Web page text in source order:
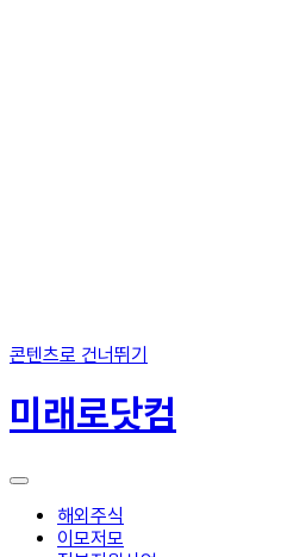
콘텐츠로 건너뛰기
미래로닷컴
해외주식
이모저모